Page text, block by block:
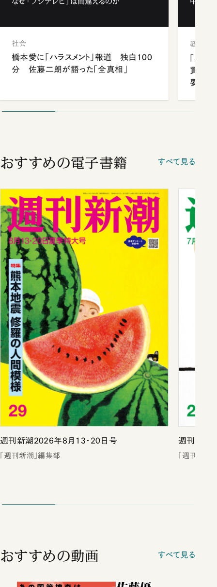
社会
橋本愛に「ハラスメント」報道 独白100
分 佐藤二朗が語った「全真相」
教育
「早
貫校へ
要だっ
おすすめの電子書籍 すべて見る
週刊新潮2026年8月13・20日号
「週刊新潮」編集部
週刊新潮
「週刊新潮
おすすめの動画 すべて見る